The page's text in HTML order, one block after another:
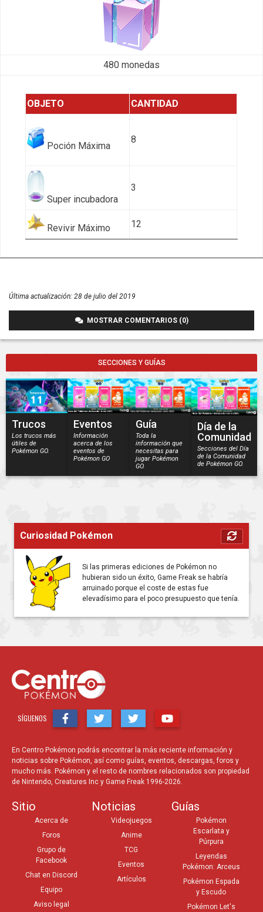
480 monedas
OBJETO CANTIDAD
Poción Máxima
8
Super incubadora
3
Revivir Máximo 12
Última actualización: 28 de julio del 2019
MOSTRAR COMENTARIOS (0)
SECCIONES Y GUÍAS
Trucos
Los trucos más
útiles de
Pokémon GO.
Eventos
Información
acerca de los
eventos de
Pokémon GO
Guía
Toda la
información que
necesitas para
jugar Pokémon
GO.
Día de la
Comunidad
Secciones del Día
de la Comunidad
de Pokémon GO.
Curiosidad Pokémon
Si las primeras ediciones de Pokémon no
hubieran sido un éxito, Game Freak se habría
arruinado porque el coste de estas fue
elevadísimo para el poco presupuesto que tenía.
SÍGUENOS
En Centro Pokémon podrás encontrar la más reciente información y
noticias sobre Pokémon, así como guías, eventos, descargas, foros y
mucho más. Pokémon y el resto de nombres relacionados son propiedad
de Nintendo, Creatures Inc y Game Freak 1996-2026.
Sitio
Acerca de
Foros
Grupo de
Facebook
Chat en Discord
Equipo
Aviso legal
Noticias
Videojuegos
Anime
TCG
Eventos
Artículos
Guías
Pokémon
Escarlata y
Púrpura
Leyendas
Pokémon: Arceus
Pokémon Espada
y Escudo
Pokémon Let's